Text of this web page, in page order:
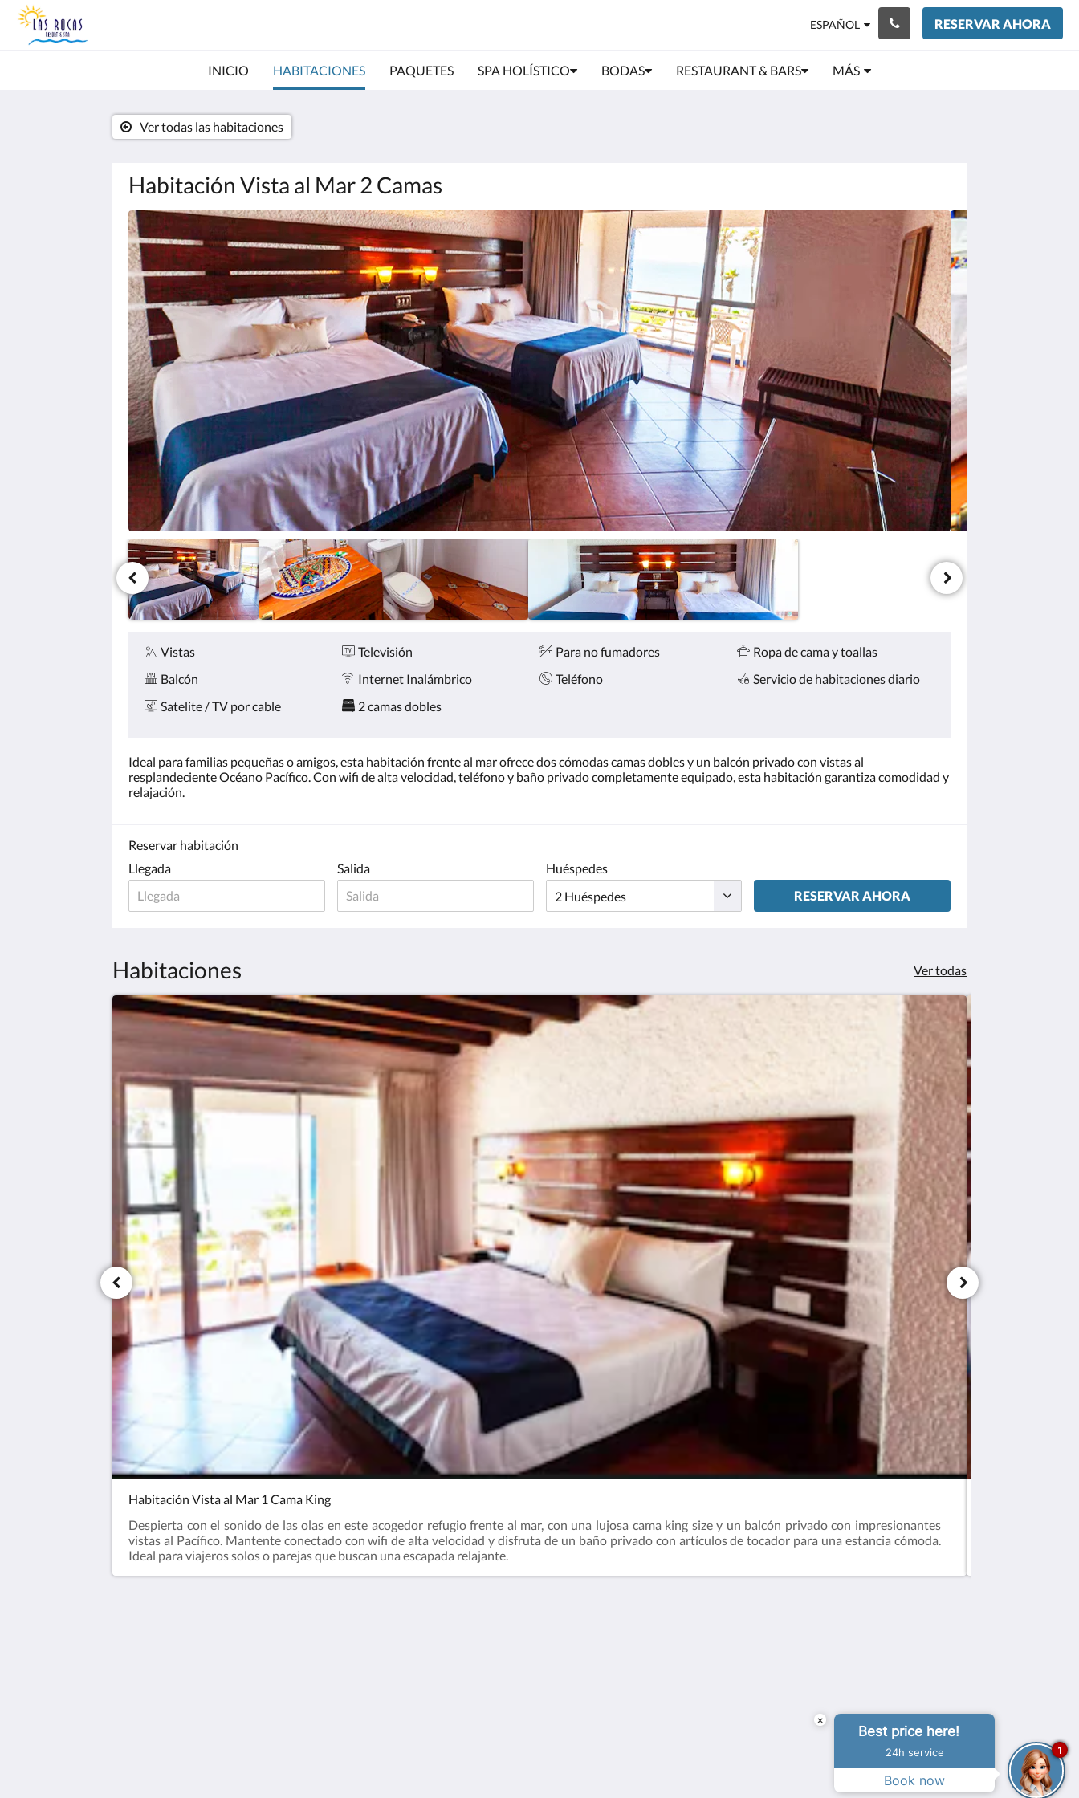
ESPAÑOL RESERVAR AHORA
INICIO HABITACIONES PAQUETES SPA HOLÍSTICO BODAS RESTAURANT & BARS MÁS
Habitación Vista al Mar 2 Camas
Ver todas las habitaciones
A
continuación
se
muestra
un
carrusel
de
imágenes.
Para
verlas,
haga
clic
en
los
botones
siguiente
y
anterior.
Comodidades
Vistas Televisión Para no fumadores
Ropa de cama y toallas
Balcón
Internet Inalámbrico Teléfono
Servicio de habitaciones diario
Satelite / TV por cable
2 camas dobles
Ideal para familias pequeñas o amigos, esta habitación frente al mar ofrece dos cómodas camas dobles y un balcón privado con vistas al
resplandeciente Océano Pacífico. Con wifi de alta velocidad, teléfono y baño privado completamente equipado, esta habitación garantiza comodidad y
relajación.
Reservar habitación
Llegada
Salida
Huéspedes
RESERVAR AHORA
Habitaciones Ver todas
Habitación Vista al Mar 1 Cama King
Despierta con el sonido de las olas en este acogedor refugio frente al mar, con una lujosa cama king size y un balcón privado con impresionantes
vistas al Pacífico. Mantente conectado con wifi de alta velocidad y disfruta de un baño privado con artículos de tocador para una estancia cómoda.
Ideal para viajeros solos o parejas que buscan una escapada relajante.
Powered byCanvas
×
Best price here!
24h service
Book now
1